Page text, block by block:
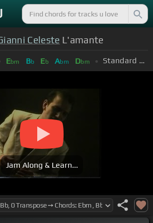
Celeste L'amante
Ebm Bb Eb Abm Dbm Standard Tuning (EADGBE)
Jam Along & Learn...